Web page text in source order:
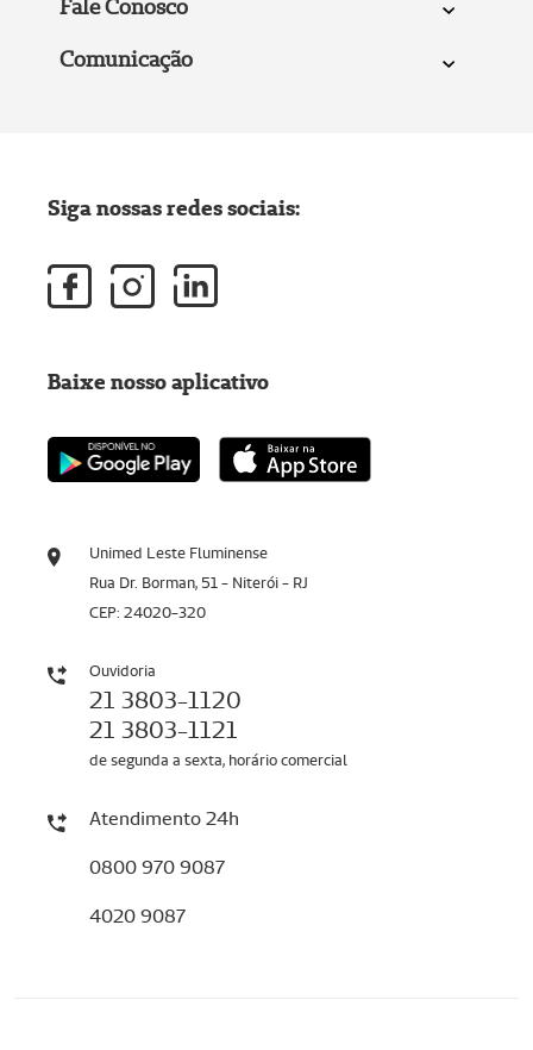
Fale Conosco
Comunicação
Unimed Leste Fluminense
Rua Dr. Borman, 51 - Niterói - RJ
CEP: 24020-320
Ouvidoria
21 3803-1120
21 3803-1121
de segunda a sexta, horário comercial
Atendimento 24h
0800 970 9087
4020 9087
Siga nossas redes sociais:
Baixe nosso aplicativo